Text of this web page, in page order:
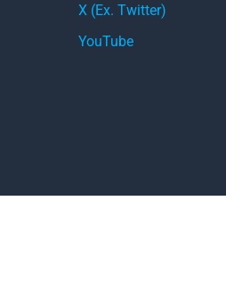
X (Ex. Twitter)
YouTube